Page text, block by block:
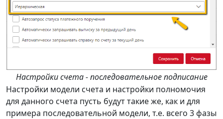
Настройки счета - последовательное подписание
Настройки модели счета и настройки полномочия
для данного счета пусть будут такие же, как и для
примера последовательной модели, т.е. всего 3 фазы